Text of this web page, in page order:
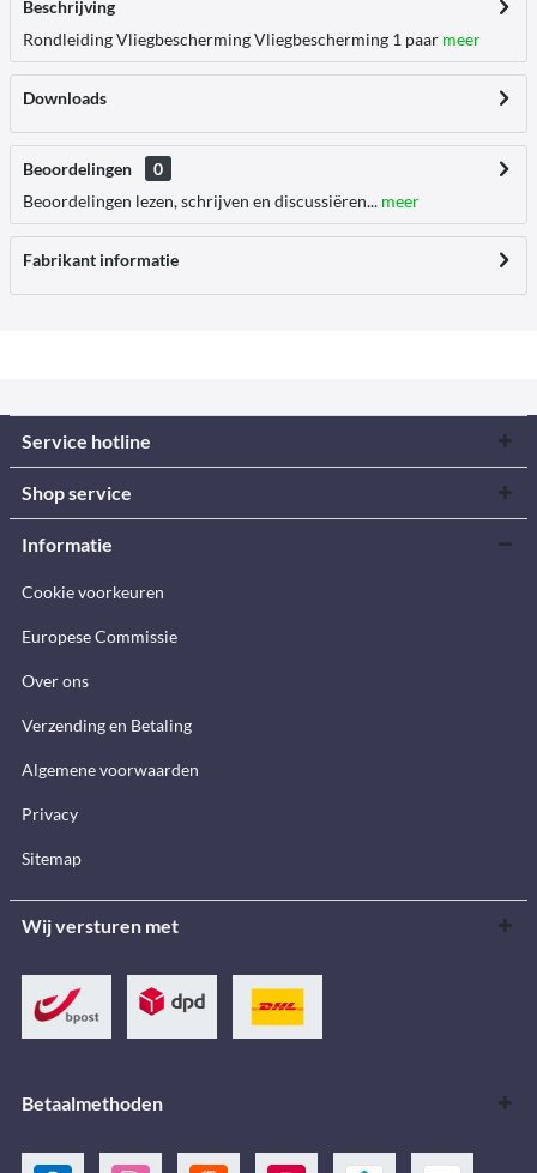
Beschrijving
Rondleiding Vliegbescherming Vliegbescherming 1 paar meer
Downloads
Beoordelingen
0
Beoordelingen lezen, schrijven en discussiëren... meer
Fabrikant informatie
Service hotline
Shop service
Informatie
Cookie voorkeuren
Europese Commissie
Over ons
Verzending en Betaling
Algemene voorwaarden
Privacy
Sitemap
Wij versturen met
Betaalmethoden